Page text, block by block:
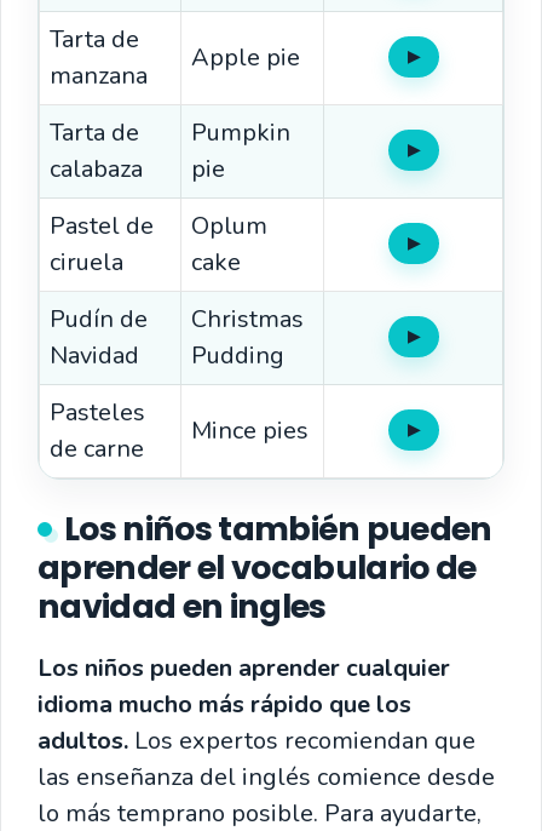
Tarta de
manzana
Apple pie ▶Oír
Tarta de
calabaza
Pumpkin
pie
▶Oír
Pastel de
ciruela
Oplum
cake
▶Oír
Pudín de
Navidad
Christmas
Pudding
▶Oír
Pasteles
de carne
Mince pies ▶Oír
Los niños también pueden
aprender el vocabulario de
navidad en ingles
Los niños pueden aprender cualquier
idioma mucho más rápido que los
adultos. Los expertos recomiendan que
las enseñanza del inglés comience desde
lo más temprano posible. Para ayudarte,